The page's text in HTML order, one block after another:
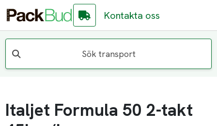
Kontakta oss
Sök transport
Italjet Formula 50 2-takt